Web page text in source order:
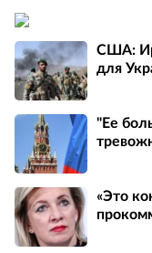
США:
для
"Ее
«Это